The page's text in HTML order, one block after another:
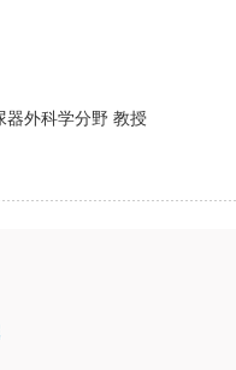
器外科学分野 教授